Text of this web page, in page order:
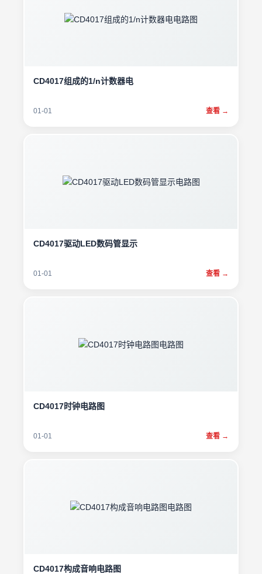
CD4017组成的1/n计数器电
01-01 查看 →
CD4017驱动LED数码管显示
01-01 查看 →
CD4017时钟电路图
01-01 查看 →
CD4017构成音响电路图